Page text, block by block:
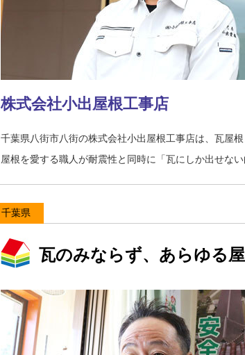
株式会社小出屋根工事店
千葉県八街市八街の株式会社小出屋根工事店は、瓦屋
屋根を愛する職人が耐震性と同時に「瓦にしか出せな
千葉県
瓦のみならず、あらゆる